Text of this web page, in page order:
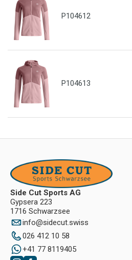
P104612
P104613
Side Cut Sports AG
Gypsera 223
1716 Schwarzsee
info@sidecut.swiss
026 412 10 58
+41 77 8119405